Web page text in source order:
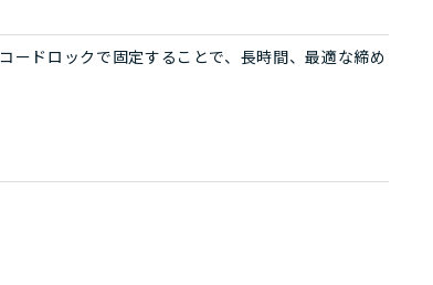
ードロックで固定することで、長時間、最適な締め